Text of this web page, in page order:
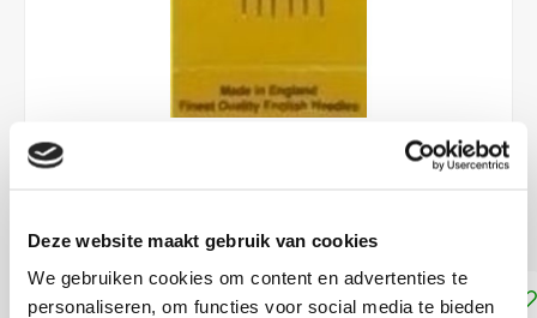
Deze website maakt gebruik van cookies
We gebruiken cookies om content en advertenties te
personaliseren, om functies voor social media te bieden
NIET LEVERBAAR
Toevoegen aan winkelwagen